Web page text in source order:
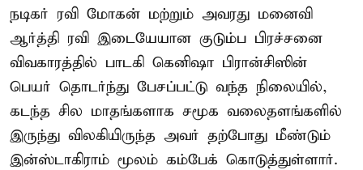
நடிகர் ரவி மோகன் மற்றும் அவரது மனைவி
ஆர்த்தி ரவி இடையேயான குடும்ப பிரச்சனை
விவகாரத்தில் பாடகி கெனிஷா பிரான்சிஸின்
பெயர் தொடர்ந்து பேசப்பட்டு வந்த நிலையில்,
கடந்த சில மாதங்களாக சமூக வலைதளங்களில்
இருந்து விலகியிருந்த அவர் தற்போது மீண்டும்
இன்ஸ்டாகிராம் மூலம் கம்பேக் கொடுத்துள்ளார்.